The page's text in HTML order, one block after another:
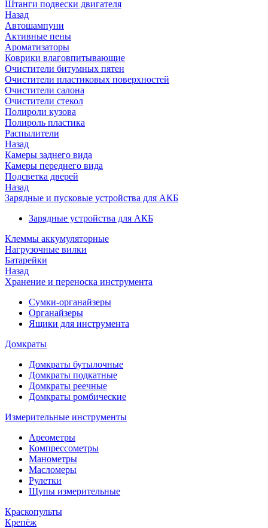
Штанги подвески двигателя
Назад
Автошампуни
Активные пены
Ароматизаторы
Коврики влаговпитывающие
Очистители битумных пятен
Очистители пластиковых поверхностей
Очистители салона
Очистители стекол
Полироли кузова
Полироль пластика
Распылители
Назад
Камеры заднего вида
Камеры переднего вида
Подсветка дверей
Назад
Зарядные и пусковые устройства для АКБ
Зарядные устройства для АКБ
Клеммы аккумуляторные
Нагрузочные вилки
Батарейки
Назад
Хранение и переноска инструмента
Сумки-органайзеры
Органайзеры
Ящики для инструмента
Домкраты
Домкраты бутылочные
Домкраты подкатные
Домкраты реечные
Домкраты ромбические
Измерительные инструменты
Ареометры
Компрессометры
Манометры
Масломеры
Рулетки
Щупы измерительные
Краскопульты
Крепёж